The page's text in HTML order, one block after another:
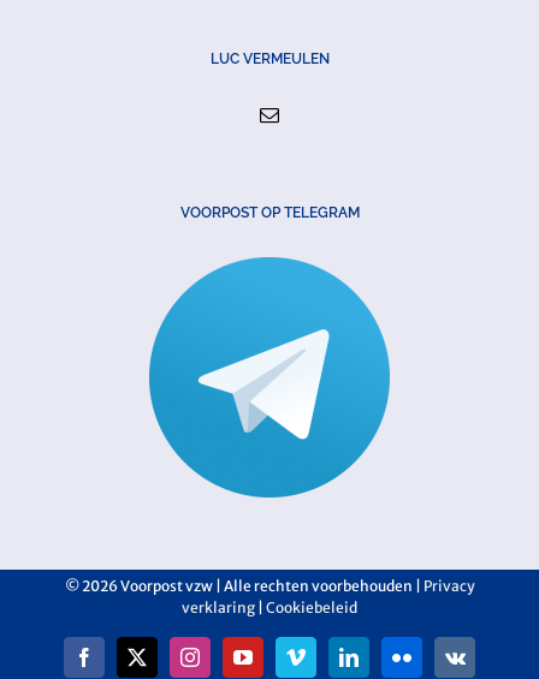
LUC VERMEULEN
VOORPOST OP TELEGRAM
©2026 Voorpost vzw | Alle rechten voorbehouden | Privacy
verklaring Cookiebeleid
Facebook
X InstagramYouTubeVimeoLinkedInFlickr Vk